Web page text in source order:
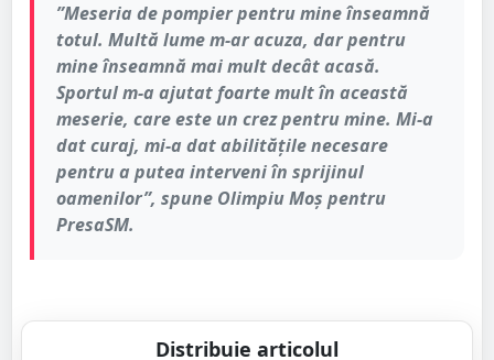
”Meseria de pompier pentru mine înseamnă
totul. Multă lume m-ar acuza, dar pentru
mine înseamnă mai mult decât acasă.
Sportul m-a ajutat foarte mult în această
meserie, care este un crez pentru mine. Mi-a
dat curaj, mi-a dat abilitățile necesare
pentru a putea interveni în sprijinul
oamenilor”, spune Olimpiu Moș pentru
PresaSM.
Distribuie articolul